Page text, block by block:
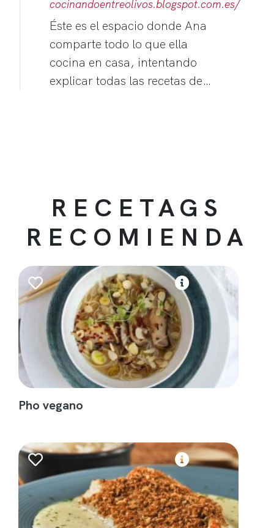
cocinandoentreolivos.blogspot.com.es/
Éste es el espacio donde Ana
comparte todo lo que ella
cocina en casa, intentando
explicar todas las recetas de…
RECETAGS
RECOMIENDA
Pho vegano